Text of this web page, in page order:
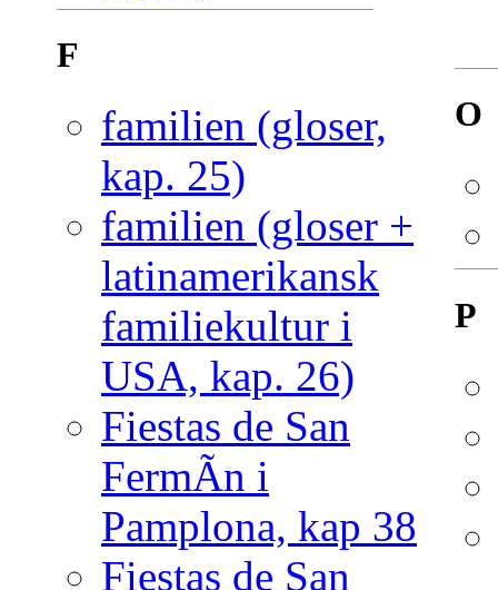
F
familien (gloser,
kap. 25)
familien (gloser +
latinamerikansk
familiekultur i
USA, kap. 26)
Fiestas de San
FermÃ­n i
Pamplona, kap 38
Fiestas de San
O
P